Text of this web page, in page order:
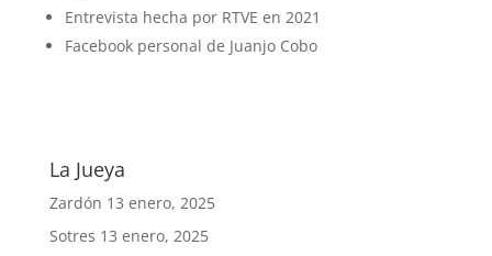
Entrevista hecha por RTVE en 2021
Facebook personal de Juanjo Cobo
La Jueya
Zardón 13 enero, 2025
Sotres 13 enero, 2025